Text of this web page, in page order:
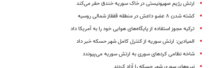
ارتش رژیم صهیونیستی در خاک سوریه خندق حفر می‌کند
کشته شدن ۸ عضو داعش در منطقه قفقاز شمالی روسیه
ترکیه مجوز استفاده از پایگاه‌های هوایی خود را به آمریکا داد
المیادین: ارتش سوریه از کنترل کامل شهر حسکه خبر داد
شاخه نظامی کردهای سوری به ارتش سوریه می‌پیوندد